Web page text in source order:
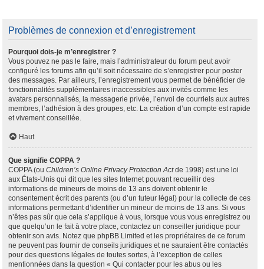
Problèmes de connexion et d’enregistrement
Pourquoi dois-je m’enregistrer ?
Vous pouvez ne pas le faire, mais l’administrateur du forum peut avoir
configuré les forums afin qu’il soit nécessaire de s’enregistrer pour poster
des messages. Par ailleurs, l’enregistrement vous permet de bénéficier de
fonctionnalités supplémentaires inaccessibles aux invités comme les
avatars personnalisés, la messagerie privée, l’envoi de courriels aux autres
membres, l’adhésion à des groupes, etc. La création d’un compte est rapide
et vivement conseillée.
Haut
Que signifie COPPA ?
COPPA (ou Children’s Online Privacy Protection Actde 1998) est une loi
aux États-Unis qui dit que les sites Internet pouvant recueillir des
informations de mineurs de moins de 13 ans doivent obtenir le
consentement écrit des parents (ou d’un tuteur légal) pour la collecte de ces
informations permettant d’identifier un mineur de moins de 13 ans. Si vous
n’êtes pas sûr que cela s’applique à vous, lorsque vous vous enregistrez ou
que quelqu’un le fait à votre place, contactez un conseiller juridique pour
obtenir son avis. Notez que phpBB Limited et les propriétaires de ce forum
ne peuvent pas fournir de conseils juridiques et ne sauraient être contactés
pour des questions légales de toutes sortes, à l’exception de celles
mentionnées dans la question « Qui contacter pour les abus ou les